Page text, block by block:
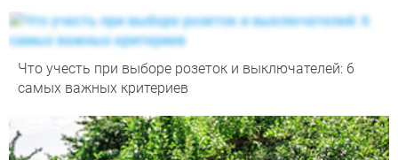
Что учесть при выборе розеток и выключателей: 6
самых важных критериев